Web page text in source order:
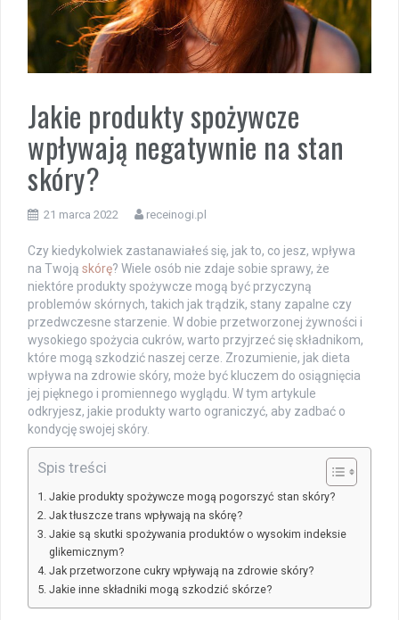
Jakie produkty spożywcze
wpływają negatywnie na stan
skóry?
21 marca 2022 receinogi.pl
Czy kiedykolwiek zastanawiałeś się, jak to, co jesz, wpływa
na Twoją skórę? Wiele osób nie zdaje sobie sprawy, że
niektóre produkty spożywcze mogą być przyczyną
problemów skórnych, takich jak trądzik, stany zapalne czy
przedwczesne starzenie. W dobie przetworzonej żywności i
wysokiego spożycia cukrów, warto przyjrzeć się składnikom,
które mogą szkodzić naszej cerze. Zrozumienie, jak dieta
wpływa na zdrowie skóry, może być kluczem do osiągnięcia
jej pięknego i promiennego wyglądu. W tym artykule
odkryjesz, jakie produkty warto ograniczyć, aby zadbać o
kondycję swojej skóry.
Spis treści
Jakie produkty spożywcze mogą pogorszyć stan skóry?
Jak tłuszcze trans wpływają na skórę?
Jakie są skutki spożywania produktów o wysokim indeksie
glikemicznym?
Jak przetworzone cukry wpływają na zdrowie skóry?
Jakie inne składniki mogą szkodzić skórze?